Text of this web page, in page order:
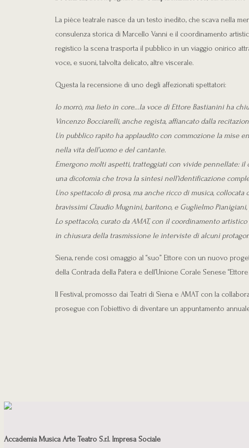
La pièce teatrale nasce da un testo inedito, che scava nella
consulenza storica di Marcello Vanni e il coordinamento
registico la scena trasporta il pubblico in un viaggio onirico
voce, e suoni, talvolta delicato, altre viscerale.
Questa la recensione di uno degli affezionati spettatori:
Io morrò, ma lieto in core…la voce di Ettore Bastianini ha
Vincenzo Bocciarelli, anche regista, affiancato dalla
Un pubblico rapito ha applaudito con commozione la mise
nella vita dell’uomo e del cantante.
Emergono molti aspetti, tratteggiati con vivide pennellate: il
una dicotomia che trova la sintesi nell’identificazione
Uno spettacolo di prosa, ma anche ricco di musica,
bravissimi Claudio Mugnini, baritono, e Guglielmo
Lo spettacolo, curato da AMAT, con il coordinamento
in chiusura della trasmissione le interviste di alcuni
Siena, rende così omaggio al “suo” Ettore con un nuovo
della Contrada della Patera e dell’Unione Corale Senese “Ettore
Il Festival, promosso dai Teatri di Siena e AMAT con la
prosegue con l’obiettivo di diventare un appuntamento
Accademia Musica Arte Teatro S.r.l. Impresa Sociale